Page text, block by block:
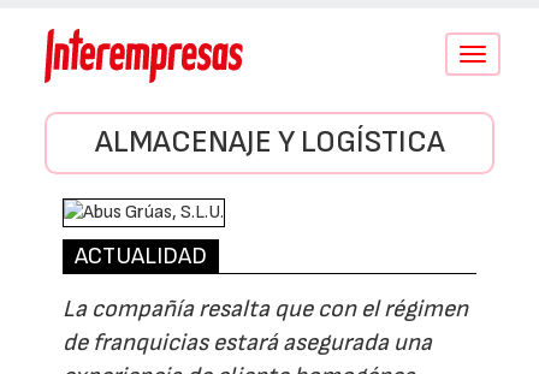
Conmutar
ALMACENAJE Y LOGÍSTICA
ACTUALIDAD
La compañía resalta que con el régimen
de franquicias estará asegurada una